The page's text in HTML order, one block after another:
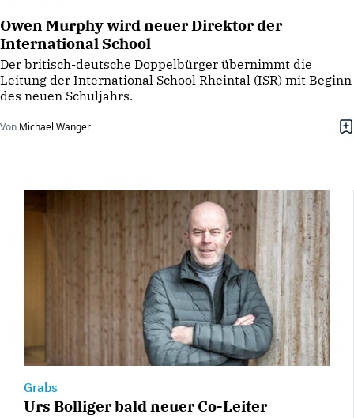
Owen Murphy wird neuer Direktor der
International School
Der britisch-deutsche Doppelbürger übernimmt die
Leitung der International School Rheintal (ISR) mit Beginn
des neuen Schuljahrs.
Von Michael Wanger
Grabs
Urs Bolliger bald neuer Co-Leiter